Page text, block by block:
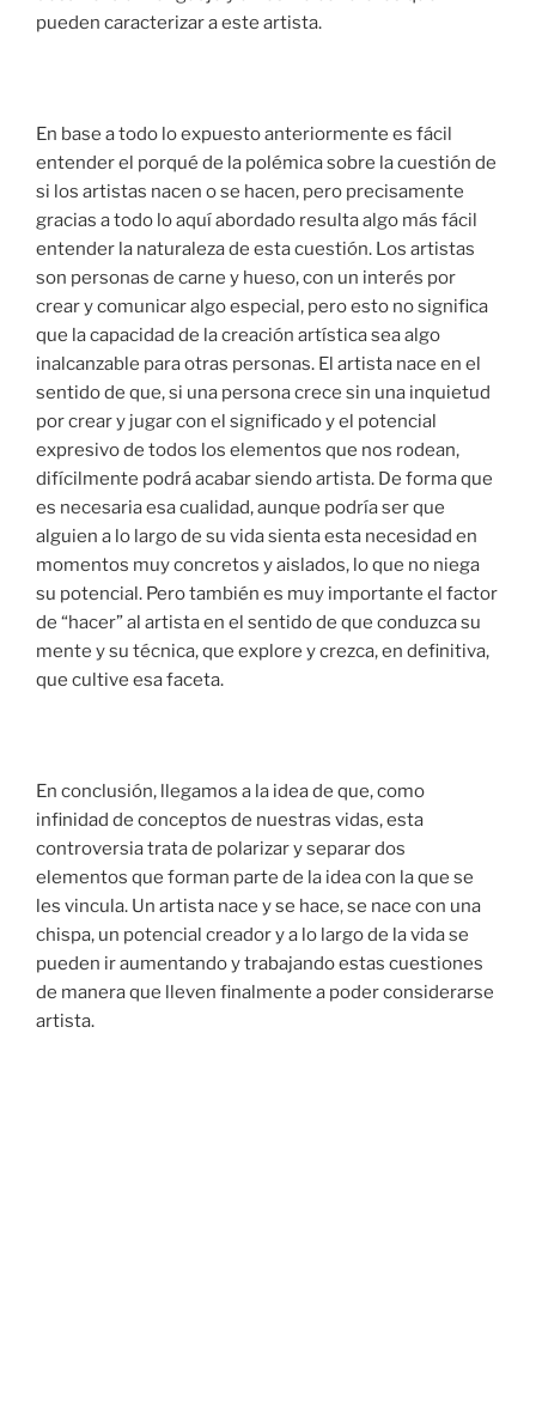
pueden caracterizar a este artista.
En base a todo lo expuesto anteriormente es fácil
entender el porqué de la polémica sobre la cuestión de
si los artistas nacen o se hacen, pero precisamente
gracias a todo lo aquí abordado resulta algo más fácil
entender la naturaleza de esta cuestión. Los artistas
son personas de carne y hueso, con un interés por
crear y comunicar algo especial, pero esto no significa
que la capacidad de la creación artística sea algo
inalcanzable para otras personas. El artista nace en el
sentido de que, si una persona crece sin una inquietud
por crear y jugar con el significado y el potencial
expresivo de todos los elementos que nos rodean,
difícilmente podrá acabar siendo artista. De forma que
es necesaria esa cualidad, aunque podría ser que
alguien a lo largo de su vida sienta esta necesidad en
momentos muy concretos y aislados, lo que no niega
su potencial. Pero también es muy importante el factor
de “hacer” al artista en el sentido de que conduzca su
mente y su técnica, que explore y crezca, en definitiva,
que cultive esa faceta.
En conclusión, llegamos a la idea de que, como
infinidad de conceptos de nuestras vidas, esta
controversia trata de polarizar y separar dos
elementos que forman parte de la idea con la que se
les vincula. Un artista nace y se hace, se nace con una
chispa, un potencial creador y a lo largo de la vida se
pueden ir aumentando y trabajando estas cuestiones
de manera que lleven finalmente a poder considerarse
artista.